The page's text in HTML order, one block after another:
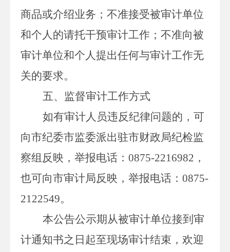
商品或介绍业务；不准接受被审计单位
和个人的请托干预审计工作；不准向被
审计单位和个人提出任何与审计工作无
关的要求。
五、监督审计工作方式
如有审计人员违反纪律问题的，可
向市纪委市监委派出驻市财政局纪检监
察组反映，举报电话： 0875-2216982 ，
也可向市审计局反映，举报电话： 0875-
2122549。
本公告公示期从被审计单位接到审
计通知书之日起至现场审计结束，欢迎